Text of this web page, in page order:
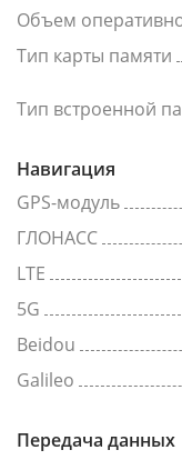
Объем
Тип карты памяти
Тип встроенной
Навигация
GPS-модуль
ГЛОНАСС
LTE
5G
Beidou
Galileo
Передача данных